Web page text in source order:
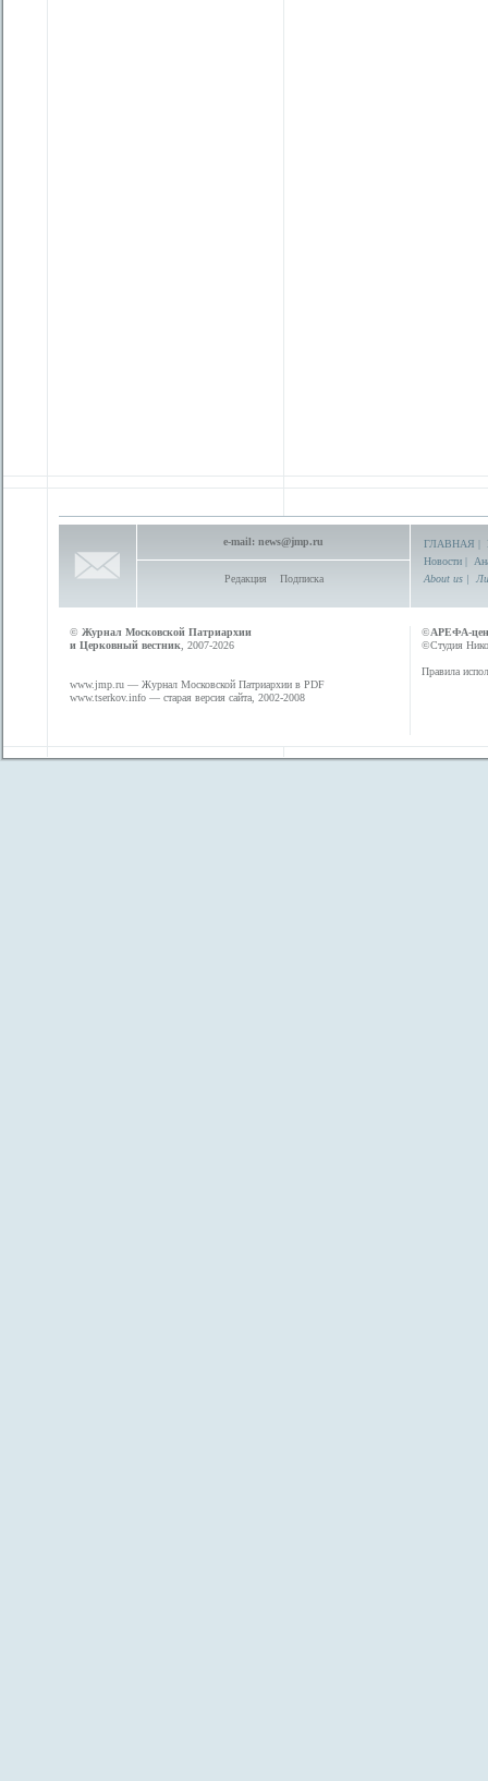
e-mail: news@jmp.ru
Редакция Подписка
ГЛАВНАЯ |
Новости |
About us |
© Журнал Московской Патриархии
и Церковный вестник , 2007-2026
www.jmp.ru — Журнал Московской Патриархии в PDF
www.tserkov.info — старая версия сайта, 2002-2008
©АРЕФА-
©Студия
Правила